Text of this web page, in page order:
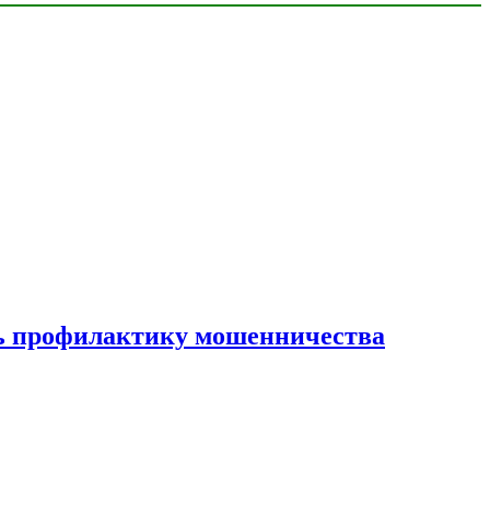
профилактику мошенничества